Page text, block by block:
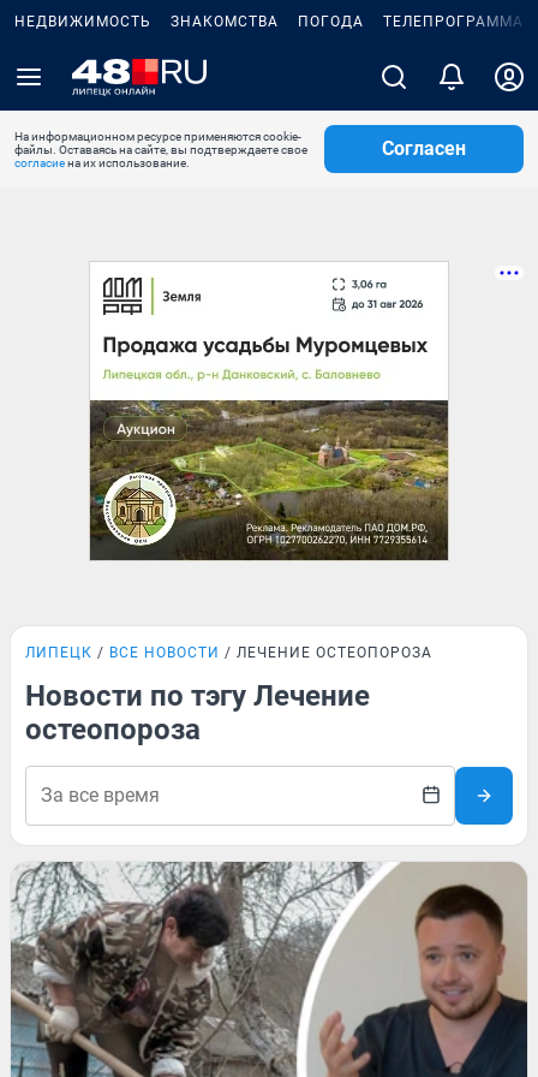
НЕДВИЖИМОСТЬ ЗНАКОМСТВА ПОГОДА ТЕЛЕПРОГРАММА
На информационном ресурсе применяются cookie-
файлы. Оставаясь на сайте, вы подтверждаете свое
согласиена их использование.
Согласен
ЛИПЕЦК ВСЕ НОВОСТИ ЛЕЧЕНИЕ ОСТЕОПОРОЗА
Новости по тэгу Лечение
остеопороза